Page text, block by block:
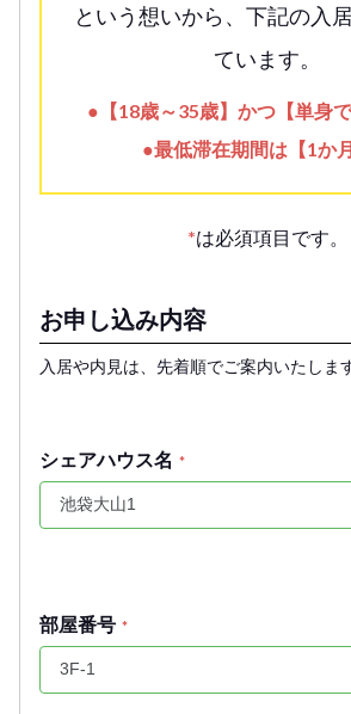
という想いから、下記の入
ています。
●【18歳～35歳】かつ【単身で
●最低滞在期間は【1か月
*は必須項目です。
お申し込み内容
入居や内見は、先着順でご案内いたします
シェアハウス名 *
部屋番号 *